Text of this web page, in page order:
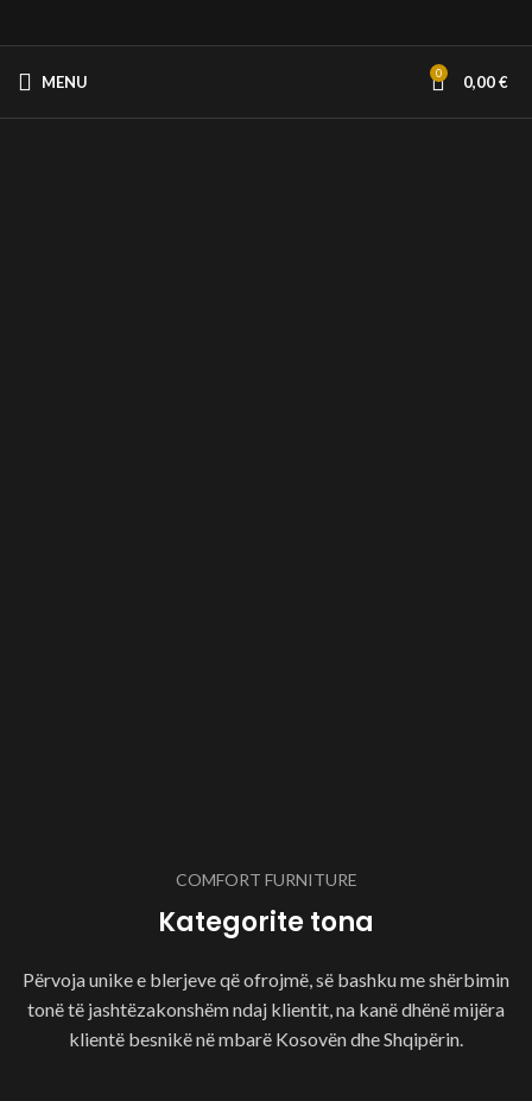
MENU 0 0,00€
COMFORT FURNITURE
Kategorite tona
Përvoja unike e blerjeve që ofrojmë, së bashku me shërbimin
tonë të jashtëzakonshëm ndaj klientit, na kanë dhënë mijëra
klientë besnikë në mbarë Kosovën dhe Shqipërin.